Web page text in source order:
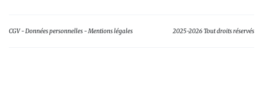
CGV Données personnelles Mentions légales 2025-2026 Tout droits réservés